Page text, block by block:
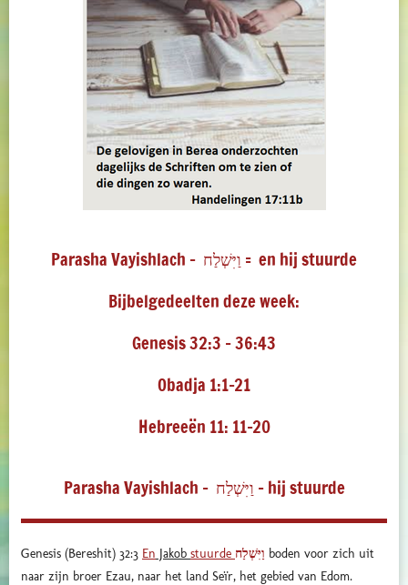
Parasha Vayishlach - וַיִּשְׁלַח = en hij stuurde
Bijbelgedeelten deze week:
Genesis 32:3 - 36:43
Obadja 1:1-21
Hebreeën 11: 11-20
Parasha Vayishlach - וַיִּשְׁלַח - hij stuurde
Genesis (Bereshit) 32:3 En Jakob stuurde
boden voor zich uit
naar zijn broer Ezau, naar het land Seïr, het gebied van Edom.